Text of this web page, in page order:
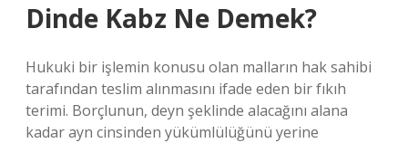
Dinde Kabz Ne Demek?
Hukuki bir işlemin konusu olan malların hak sahibi
tarafından teslim alınmasını ifade eden bir fıkıh
terimi. Borçlunun, deyn şeklinde alacağını alana
kadar ayn cinsinden yükümlülüğünü yerine